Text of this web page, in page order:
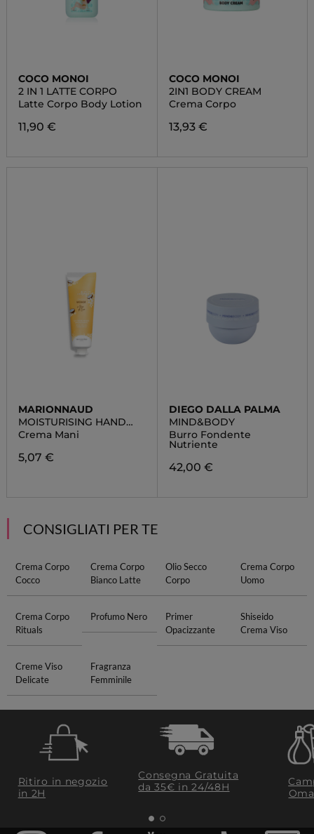
COCO MONOI
2 IN 1 LATTE CORPO
Latte Corpo Body Lotion
11,90 €
COCO MONOI
2IN1 BODY CREAM
Crema Corpo
13,93 €
MARIONNAUD
MOISTURISING HAND
CREAM CHERRY
BLOSSOM & COTTON
FLOWER
Crema Mani
5,07 €
DIEGO DALLA PALMA
MIND&BODY
Burro Fondente
Nutriente
42,00 €
CONSIGLIATI PER TE
Crema Corpo
Cocco
Crema Corpo
Bianco Latte
Olio Secco
Corpo
Crema Corpo
Uomo
Crema Corpo
Rituals
Profumo Nero
Primer
Opacizzante
Shiseido
Crema Viso
Creme Viso
Delicate
Fragranza
Femminile
Ritiro in negozio
in 2H
Consegna Gratuita
da 35€​ in 24/48H